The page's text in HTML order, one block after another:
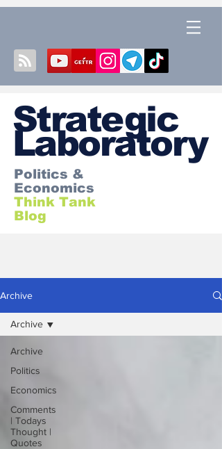
Strategic
Laboratory
Politics &
Economics
Think Tank
Blog
Archive
Archive
Politics
Economics
Comments
| Todays
Thought |
Quotes
Archive